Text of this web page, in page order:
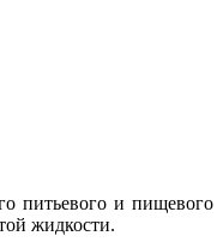
питьевого и пищевого
жидкости.